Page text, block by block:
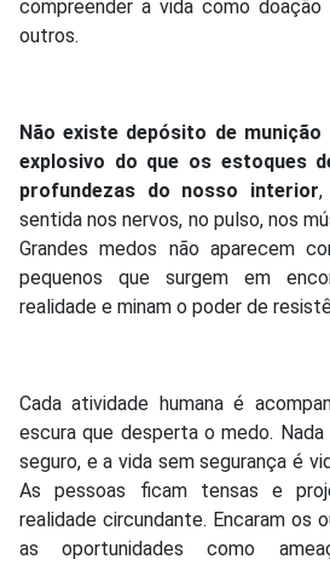
compreender a vida como
outros.
Não existe depósito de
explosivo do que os estoques
profundezas do nosso interior,
sentida nos nervos, no pulso, nos
Grandes medos não aparecem
pequenos que surgem em
realidade e minam o poder de
Cada atividade humana é
escura que desperta o medo.
seguro, e a vida sem segurança é
As pessoas ficam tensas e
realidade circundante. Encaram os
as oportunidades como